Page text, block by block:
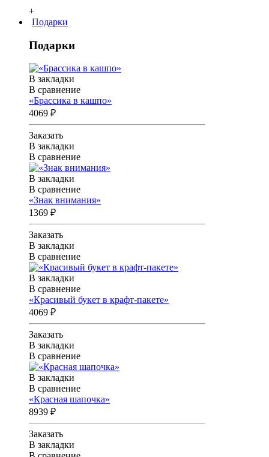
+
Подарки
Подарки
В закладки
В сравнение
«Брассика в кашпо»
4069 ₽
Заказать
В закладки
В сравнение
В закладки
В сравнение
«Знак внимания»
1369 ₽
Заказать
В закладки
В сравнение
В закладки
В сравнение
«Красивый букет в крафт-пакете»
4069 ₽
Заказать
В закладки
В сравнение
В закладки
В сравнение
«Красная шапочка»
8939 ₽
Заказать
В закладки